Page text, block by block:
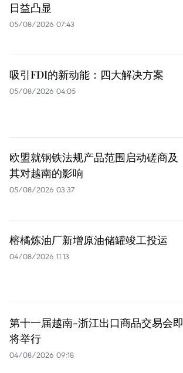
日益凸显
05/08/2026 07:43
吸引FDI的新动能：四大解决方案
05/08/2026 04:05
欧盟就钢铁法规产品范围启动磋商及
其对越南的影响
05/08/2026 03:37
榕橘炼油厂新增原油储罐竣工投运
04/08/2026 11:13
第十一届越南-浙江出口商品交易会即
将举行
04/08/2026 09:18